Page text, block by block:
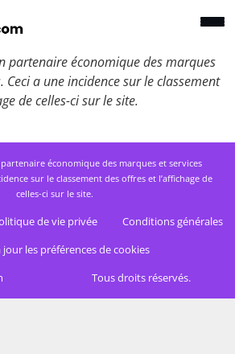
partenaire économique des marques
Ceci a une incidence sur le classement
de celles-ci sur le site.
économique des marques et services
sur le classement des offres et l’affichage de
celles-ci sur le site.
de vie privée
Conditions générales
les préférences de cookies
Tous droits réservés.